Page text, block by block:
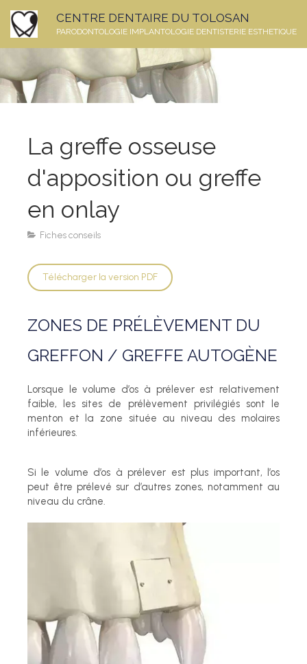
CENTRE DENTAIRE DU TOLOSAN
PARODONTOLOGIE IMPLANTOLOGIE DENTISTERIE ESTHETIQUE
La greffe osseuse
d'apposition ou greffe
en onlay
Fiches conseils
Télécharger la version PDF
ZONES DE PRÉLÈVEMENT DU
GREFFON / GREFFE AUTOGÈNE
Lorsque le volume d’os à prélever est relativement
faible, les sites de prélèvement privilégiés sont le
menton et la zone située au niveau des molaires
inférieures.
Si le volume d’os à prélever est plus important, l’os
peut être prélevé sur d’autres zones, notamment au
niveau du crâne.